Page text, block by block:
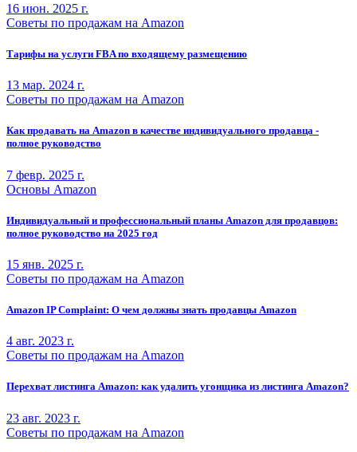
16 июн. 2025 г.
Советы по продажам на Amazon
Тарифы на услуги FBA по входящему размещению
13 мар. 2024 г.
Советы по продажам на Amazon
Как продавать на Amazon в качестве индивидуального продавца -
полное руководство
7 февр. 2025 г.
Основы Amazon
Индивидуальный и профессиональный планы Amazon для продавцов:
полное руководство на 2025 год
15 янв. 2025 г.
Советы по продажам на Amazon
Amazon IP Complaint: О чем должны знать продавцы Amazon
4 авг. 2023 г.
Советы по продажам на Amazon
Перехват листинга Amazon: как удалить угонщика из листинга Amazon?
23 авг. 2023 г.
Советы по продажам на Amazon